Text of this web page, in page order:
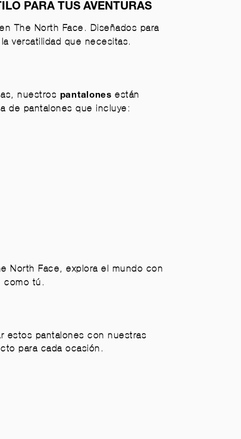
PARA TUS AVENTURAS
en The North Face. Diseñados para
versatilidad que necesitas.
nuestros pantalones están
de pantalones que incluye:
North Face, explora el mundo con
como tú.
estos pantalones con nuestras
para cada ocasión.